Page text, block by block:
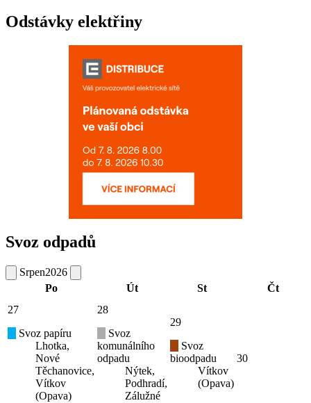
Odstávky elektřiny
Svoz odpadů
Srpen2026
Po
Út St
Čt
27
Svoz papíru
Lhotka,
Nové
Těchanovice,
Vítkov
(Opava)
28
Svoz
komunálního
odpadu
Nýtek,
Podhradí,
Zálužné
29
Svoz
bioodpadu
Vítkov
(Opava)
30